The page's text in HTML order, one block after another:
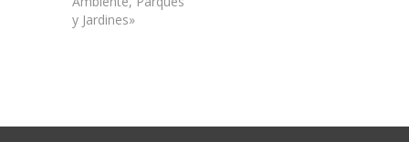
y Jardines»